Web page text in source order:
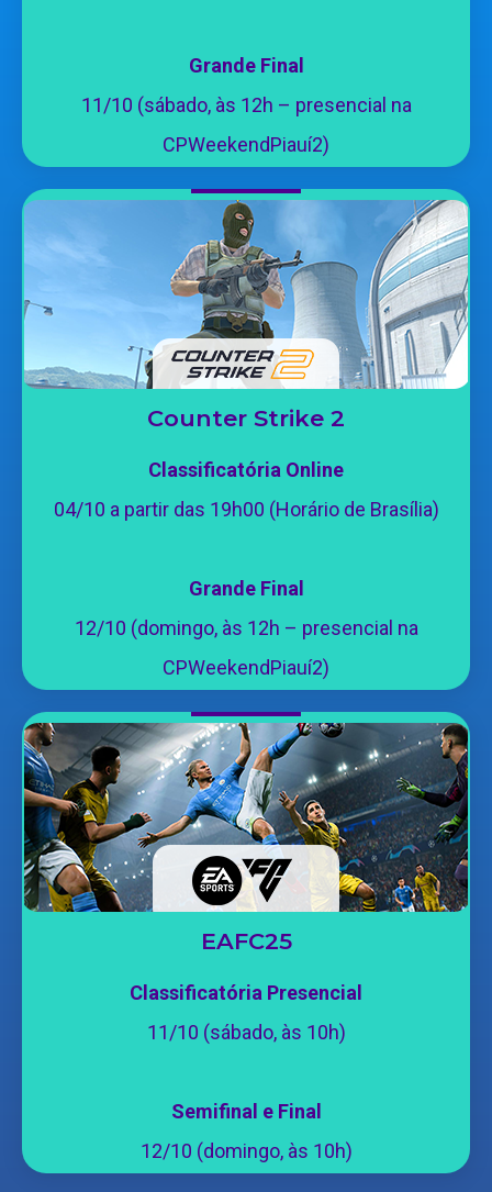
Grande Final
11/10 (sábado, às 12h – presencial na
CPWeekendPiauí2)
Counter Strike 2
Classificatória Online
04/10 a partir das 19h00 (Horário de Brasília)
Grande Final
12/10 (domingo, às 12h – presencial na
CPWeekendPiauí2)
EAFC25
Classificatória Presencial
11/10 (sábado, às 10h)
Semifinal e Final
12/10 (domingo, às 10h)